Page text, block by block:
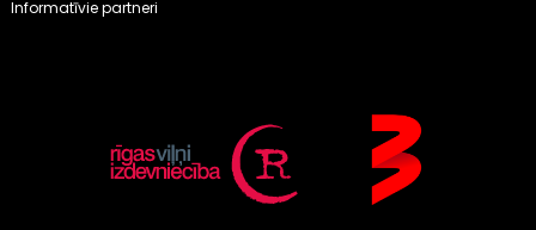
Informatīvie partneri